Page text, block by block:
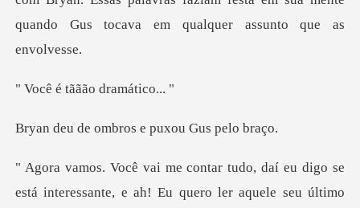
tããão dram
mbros e puxou G
eressante, e ah! Eu quero ler aquele seu último